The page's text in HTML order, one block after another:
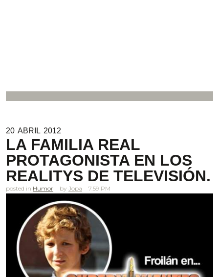
20 ABRIL 2012
LA FAMILIA REAL
PROTAGONISTA EN LOS
REALITYS DE TELEVISIÓN.
posted in Humor Jopa 7.59 PM